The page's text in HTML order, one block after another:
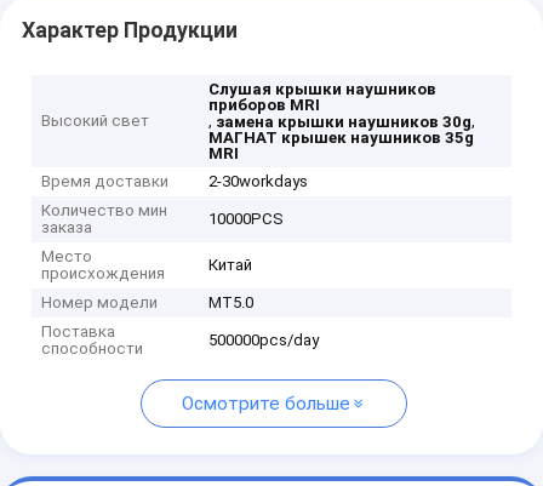
Характер Продукции
Высокий свет
Слушая крышки наушников
приборов MRI
, замена крышки наушников 30g,
МАГНАТ крышек наушников 35g
MRI
Время доставки
2-30workdays
Количество мин
заказа
10000PCS
Место
происхождения
Китай
Номер модели
MT5.0
Поставка
способности
500000pcs/day
Осмотрите больше